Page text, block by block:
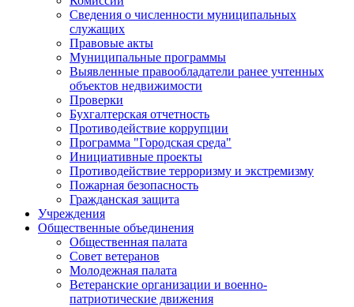
Сведения о численности муниципальных
служащих
Правовые акты
Муниципальные программы
Выявленные правообладатели ранее учтенных
объектов недвижимости
Проверки
Бухгалтерская отчетность
Противодействие коррупции
Программа "Городская среда"
Инициативные проекты
Противодействие терроризму и экстремизму
Пожарная безопасность
Гражданская защита
Учреждения
Общественные объединения
Общественная палата
Совет ветеранов
Молодежная палата
Ветеранские организации и военно-
патриотические движения